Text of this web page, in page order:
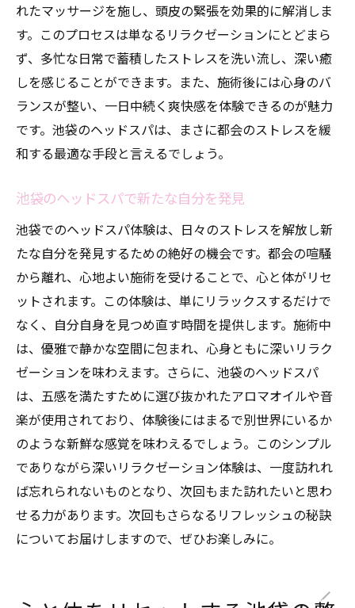
れたマッサージを施し、頭皮の緊張を効果的に解消しま
す。このプロセスは単なるリラクゼーションにとどまら
ず、多忙な日常で蓄積したストレスを洗い流し、深い癒
しを感じることができます。また、施術後には心身のバ
ランスが整い、一日中続く爽快感を体験できるのが魅力
です。池袋のヘッドスパは、まさに都会のストレスを緩
和する最適な手段と言えるでしょう。
池袋のヘッドスパで新たな自分を発見
池袋でのヘッドスパ体験は、日々のストレスを解放し新
たな自分を発見するための絶好の機会です。都会の喧騒
から離れ、心地よい施術を受けることで、心と体がリセ
ットされます。この体験は、単にリラックスするだけで
なく、自分自身を見つめ直す時間を提供します。施術中
は、優雅で静かな空間に包まれ、心身ともに深いリラク
ゼーションを味わえます。さらに、池袋のヘッドスパ
は、五感を満たすために選び抜かれたアロマオイルや音
楽が使用されており、体験後にはまるで別世界にいるか
のような新鮮な感覚を味わえるでしょう。このシンプル
でありながら深いリラクゼーション体験は、一度訪れれ
ば忘れられないものとなり、次回もまた訪れたいと思わ
せる力があります。次回もさらなるリフレッシュの秘訣
についてお届けしますので、ぜひお楽しみに。